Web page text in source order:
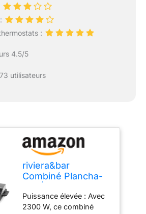
:
4.5/5
utilisateurs
riviera&bar
Combiné Plancha-
2300W, Surface de
Cuisson 53,5x33
Puissance élevée : Avec
2300 W, ce combiné